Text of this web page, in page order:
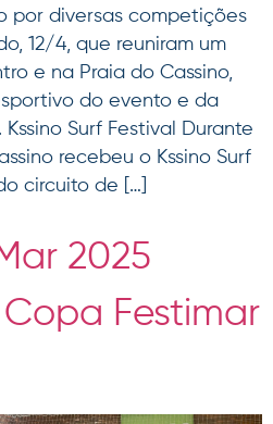
por diversas competições
12/4, que reuniram um
e na Praia do Cassino,
do evento e da
Surf Festival Durante
recebeu o Kssino Surf
circuito de […]
2025
Festimar